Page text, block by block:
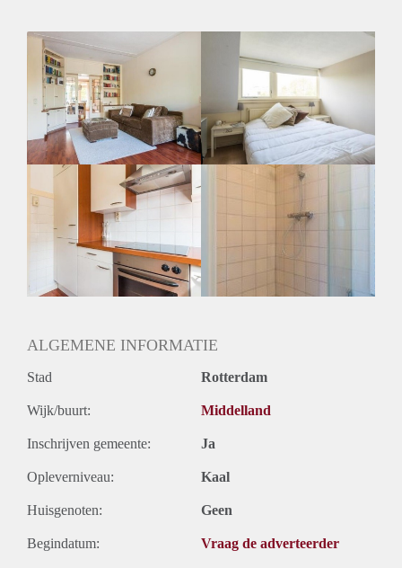
Huurtoeslag
Niet mogelijk
Inkomen eis
3,1 X Maandhuur Bruto
Huurtermijn
Onbepaalde termijn
Oplevering
ALGEMENE INFORMATIE
Stad Rotterdam
Wijk/buurt: Middelland
Inschrijven gemeente: Ja
Opleverniveau: Kaal
Huisgenoten: Geen
Begindatum: Vraag de adverteerder